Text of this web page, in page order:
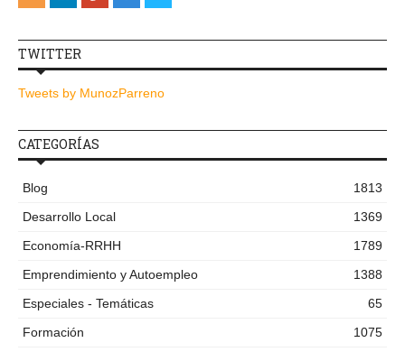
TWITTER
Tweets by MunozParreno
CATEGORÍAS
Blog
1813
Desarrollo Local
1369
Economía-RRHH
1789
Emprendimiento y Autoempleo
1388
Especiales - Temáticas
65
Formación
1075